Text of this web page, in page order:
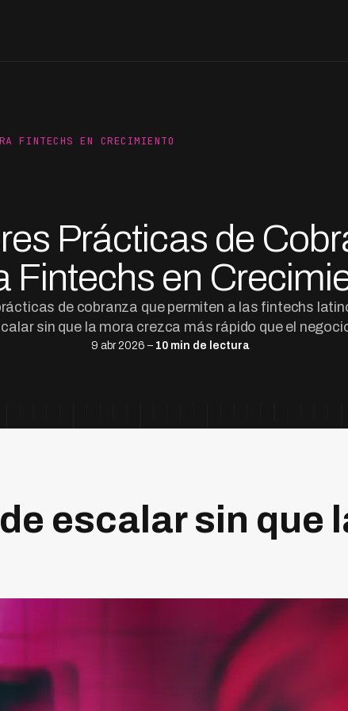
FINTECHS EN CRECIMIENTO
Prácticas de
Fintechs en
de cobranza que permiten a las fintechs
sin que la mora crezca más rápido que el
9 abr 2026 – 10 min de lectura
escalar sin que